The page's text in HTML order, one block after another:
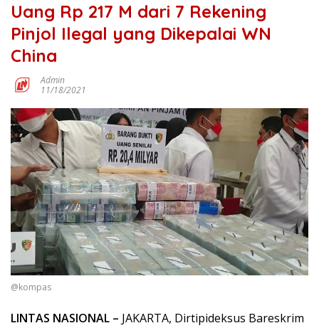
Uang Rp 217 M dari 7 Rekening
Pinjol Ilegal yang Dikepalai WN
China
Admin
11/18/2021
@kompas
LINTAS NASIONAL – JAKARTA, Dirtipideksus Bareskrim